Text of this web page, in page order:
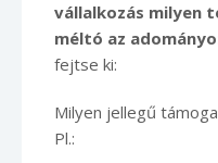
vállalkozás milyen
méltó az
fejtse ki:
Milyen jellegű
Pl.: